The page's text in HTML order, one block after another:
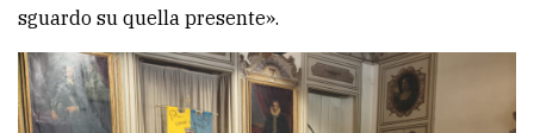
sguardo su quella presente».